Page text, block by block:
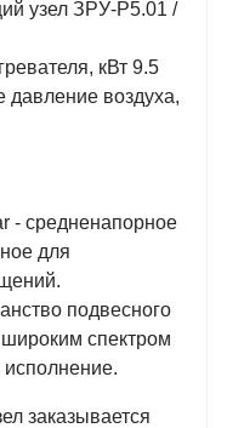
узел ЗРУ-Р5.01 /
кВт 9.5
давление воздуха,
- средненапорное
для
подвесного
широким спектром
заказывается